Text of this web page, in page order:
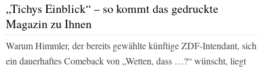
„Tichys Einblick“ – so kommt das gedruckte
Magazin zu Ihnen
Warum Himmler, der bereits gewählte künftigeZDF-Intendant, sich
ein dauerhaftes Comeback von „Wetten, dass …?“ wünscht, liegt